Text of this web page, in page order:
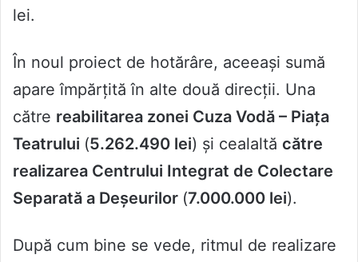
lei.
În noul proiect de hotărâre, aceeași sumă
apare împărțită în alte două direcții. Una
către reabilitarea zonei Cuza Vodă – Piața
Teatrului (5.262.490 lei) și cealaltă către
realizarea Centrului Integrat de Colectare
Separată a Deșeurilor (7.000.000 lei).
După cum bine se vede, ritmul de realizare